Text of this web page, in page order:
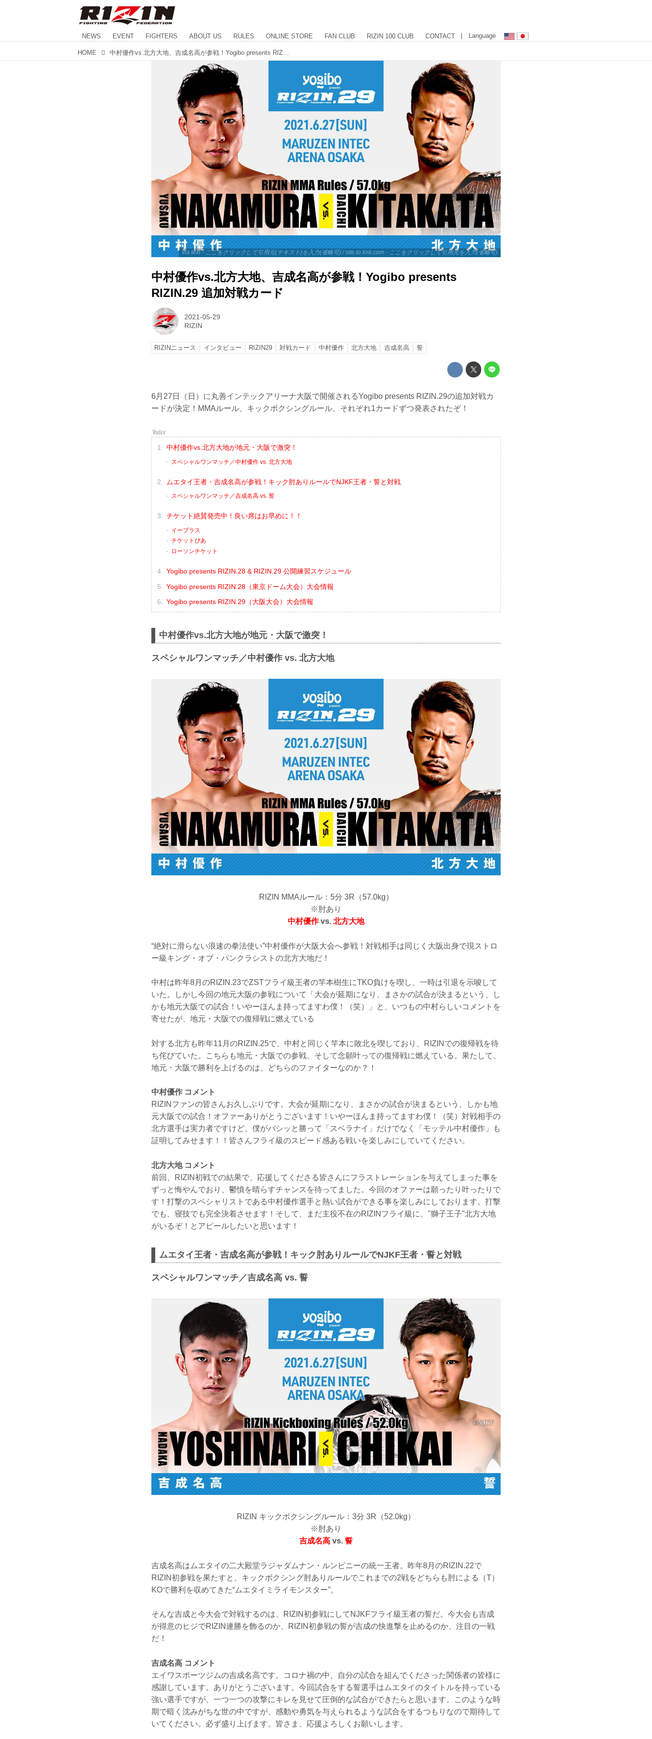
NEWS EVENT FIGHTERS ABOUT US RULES ONLINE STORE FAN CLUB RIZIN 100 CLUB CONTACT | Language
HOME
via text - ここをクリックして引用元(テキスト)を入力(省略可) / site.to.link.com - ここをクリックして引用元を入力(省略可)
中村優作vs.北方大地、吉成名高が参戦！Yogibo presents
RIZIN.29 追加対戦カード
2021-05-29
RIZIN
RIZINニュース インタビュー RIZIN29 対戦カード 中村優作 北方大地 吉成名高 誓
6月27日（日）に丸善インテックアリーナ大阪で開催されるYogibo presents RIZIN.29の追加対戦カ
ードが決定！MMAルール、キックボクシングルール、それぞれ1カードずつ発表されたぞ！
中村優作vs.北方大地が地元・大阪で激突！
スペシャルワンマッチ／中村優作 vs. 北方大地
ムエタイ王者・吉成名高が参戦！キック肘ありルールでNJKF王者・誓と対戦
スペシャルワンマッチ／吉成名高 vs. 誓
チケット絶賛発売中！良い席はお早めに！！
イープラス
チケットぴあ
ローソンチケット
Yogibo presents RIZIN.28 & RIZIN.29 公開練習スケジュール
Yogibo presents RIZIN.28（東京ドーム大会）大会情報
Yogibo presents RIZIN.29（大阪大会）大会情報
中村優作vs.北方大地が地元・大阪で激突！
スペシャルワンマッチ／中村優作 vs. 北方大地
RIZIN MMAルール：5分 3R（57.0kg）
※肘あり
中村優作vs. 北方大地
“絶対に滑らない浪速の拳法使い”中村優作が大阪大会へ参戦！対戦相手は同じく大阪出身で現ストロ
ー級キング・オブ・パンクラシストの北方大地だ！
中村は昨年8月のRIZIN.23でZSTフライ級王者の竿本樹生にTKO負けを喫し、一時は引退を示唆して
いた。しかし今回の地元大阪の参戦について「大会が延期になり、まさかの試合が決まるという、し
かも地元大阪での試合！いやーほんま持ってますわ僕！（笑）」と、いつもの中村らしいコメントを
寄せたが、地元・大阪での復帰戦に燃えている
対する北方も昨年11月のRIZIN.25で、中村と同じく竿本に敗北を喫しており、RIZINでの復帰戦を待
ち侘びていた。こちらも地元・大阪での参戦、そして念願叶っての復帰戦に燃えている。果たして、
地元・大阪で勝利を上げるのは、どちらのファイターなのか？！
中村優作 コメント
RIZINファンの皆さんお久しぶりです。大会が延期になり、まさかの試合が決まるという、しかも地
元大阪での試合！オファーありがとうございます！いやーほんま持ってますわ僕！（笑）対戦相手の
北方選手は実力者ですけど、僕がバシッと勝って「スベラナイ」だけでなく「モッテル中村優作」も
証明してみせます！！皆さんフライ級のスピード感ある戦いを楽しみにしていてください。
北方大地 コメント
前回、RIZIN初戦での結果で、応援してくださる皆さんにフラストレーションを与えてしまった事を
ずっと悔やんでおり、鬱憤を晴らすチャンスを待ってました。今回のオファーは願ったり叶ったりで
す！打撃のスペシャリストである中村優作選手と熱い試合ができる事を楽しみにしております。打撃
でも、寝技でも完全決着させます！そして、まだ主役不在のRIZINフライ級に、"獅子王子"北方大地
がいるぞ！とアピールしたいと思います！
ムエタイ王者・吉成名高が参戦！キック肘ありルールでNJKF王者・誓と対戦
スペシャルワンマッチ／吉成名高 vs. 誓
RIZIN キックボクシングルール：3分 3R（52.0kg）
※肘あり
吉成名高 vs. 誓
吉成名高はムエタイの二大殿堂ラジャダムナン・ルンピニーの統一王者。昨年8月のRIZIN.22で
RIZIN初参戦を果たすと、キックボクシング肘ありルールでこれまでの2戦をどちらも肘による（T）
KOで勝利を収めてきた“ムエタイミライモンスター”。
そんな吉成と今大会で対戦するのは、RIZIN初参戦にしてNJKFフライ級王者の誓だ。今大会も吉成
が得意のヒジでRIZIN連勝を飾るのか、RIZIN初参戦の誓が吉成の快進撃を止めるのか、注目の一戦
だ！
吉成名高 コメント
エイワスポーツジムの吉成名高です。コロナ禍の中、自分の試合を組んでくださった関係者の皆様に
感謝しています。ありがとうございます。今回試合をする誓選手はムエタイのタイトルを持っている
強い選手ですが、一つ一つの攻撃にキレを見せて圧倒的な試合ができたらと思います。このような時
期で暗く沈みがちな世の中ですが、感動や勇気を与えられるような試合をするつもりなので期待して
いてください。必ず盛り上げます。皆さま、応援よろしくお願いします。